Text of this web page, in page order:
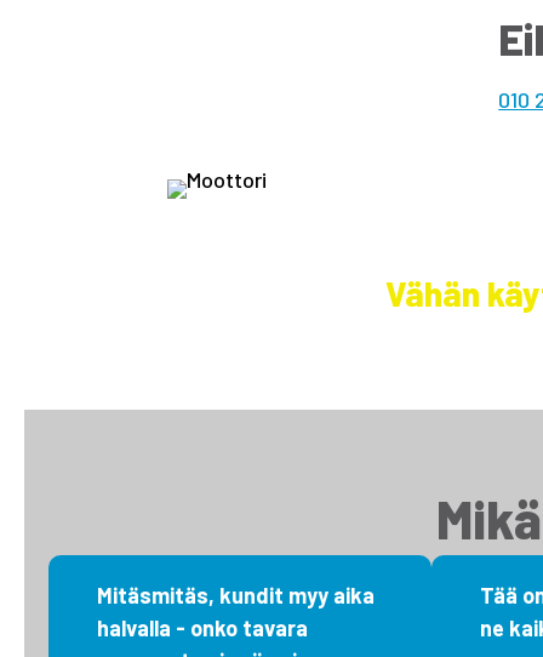
010
Vähän
Mitäsmitäs, kundit myy aika
halvalla - onko tavara
Tää
ne